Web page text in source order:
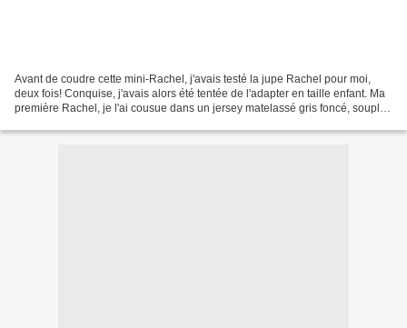
Avant de coudre cette mini-Rachel, j'avais testé la jupe Rachel pour moi,
deux fois! Conquise, j'avais alors été tentée de l'adapter en taille enfant. Ma
première Rachel, je l'ai cousue dans un jersey matelassé gris foncé, souple